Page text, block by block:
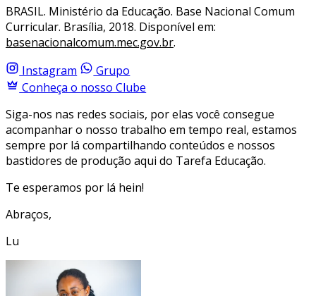
BRASIL. Ministério da Educação. Base Nacional Comum
Curricular. Brasília, 2018. Disponível em:
basenacionalcomum.mec.gov.br.
Instagram
Grupo
Conheça o nosso Clube
Siga-nos nas redes sociais, por elas você consegue
acompanhar o nosso trabalho em tempo real, estamos
sempre por lá compartilhando conteúdos e nossos
bastidores de produção aqui do Tarefa Educação.
Te esperamos por lá hein!
Abraços,
Lu